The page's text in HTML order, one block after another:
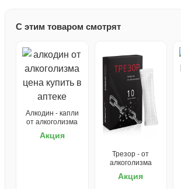
С этим товаром смотрят
Алкодин - капли
от алкоголизма
Акция
Трезор - от
алкоголизма
Акция